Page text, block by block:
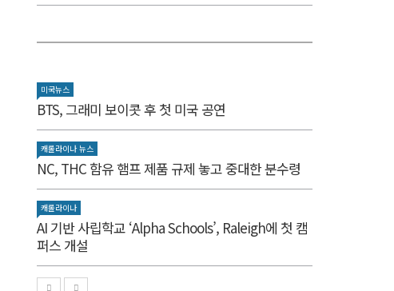
미국뉴스
BTS, 그래미 보이콧 후 첫 미국 공연
캐롤라이나 뉴스
NC, THC 함유 햄프 제품 규제 놓고 중대한 분수령
캐롤라이나
AI 기반 사립학교 ‘Alpha Schools’, Raleigh에 첫 캠
퍼스 개설